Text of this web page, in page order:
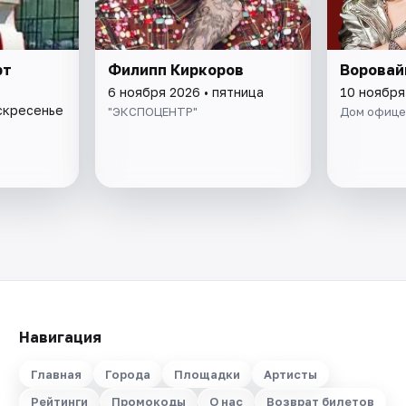
Филипп Киркоров
6 ноября 2026 • пятница
"ЭКСПОЦЕНТР"
10
Дом
Навигация
Главная Города Площадки
Артисты
Рейтинги
Промокоды О нас Возврат билетов